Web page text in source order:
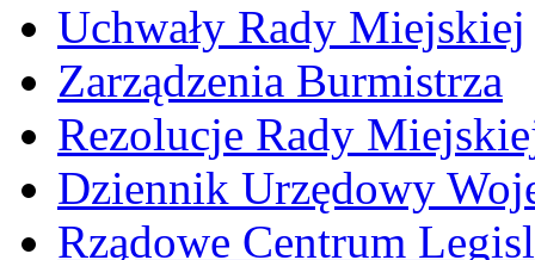
Uchwały Rady Miejskiej
Zarządzenia Burmistrza
Rezolucje Rady
Dziennik Urzędowy
Rządowe Centrum